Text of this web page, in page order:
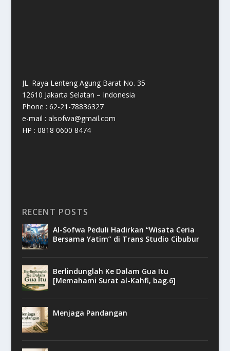
JL. Raya Lenteng Agung Barat No. 35
12610 Jakarta Selatan – Indonesia
Phone : 62-21-78836327
e-mail : alsofwa@gmail.com
HP : 0818 0600 8474
RECENT POSTS
Al-Sofwa Peduli Hadirkan “Wisata Ceria
Bersama Yatim” di Trans Studio Cibubur
Berlindunglah Ke Dalam Gua Itu
[Memahami Surat al-Kahfi, bag.6]
Menjaga Pandangan